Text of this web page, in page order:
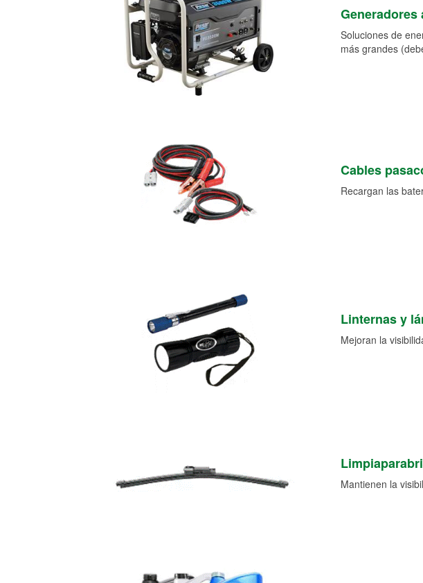
Generadores
Soluciones de
más grandes
Cables
Recargan las
Linternas y
Mejoran la
Mantienen la